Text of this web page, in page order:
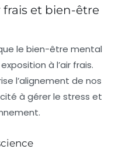
et bien-être
le bien-être mental
à l’air frais.
l’alignement de nos
à gérer le stress et